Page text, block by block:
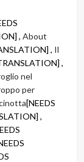
, About
, Il
,
nel
per
[NEEDS
,